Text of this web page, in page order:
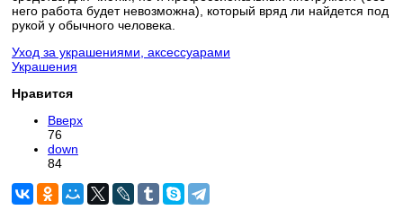
него работа будет невозможна), который вряд ли найдется под
рукой у обычного человека.
Уход за украшениями, аксессуарами
Украшения
Нравится
Вверх
76
down
84